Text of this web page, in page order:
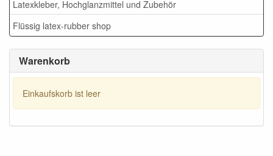
Latexkleber, Hochglanzmittel und Zubehör
Flüssig latex-rubber shop
Warenkorb
Einkaufskorb ist leer